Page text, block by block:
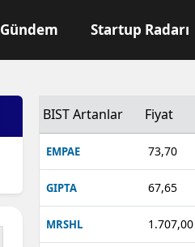
Gündem Startup Radarı
BIST Artanlar Fiyat
EMPAE 73,70
GIPTA 67,65
MRSHL 1.707,00